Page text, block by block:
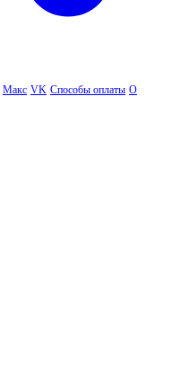
Макс VK Способы оплаты О